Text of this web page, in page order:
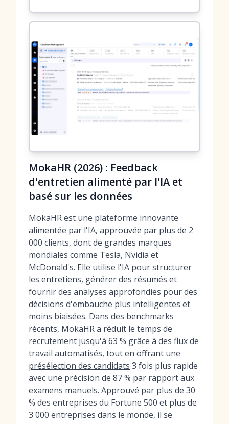
MokaHR (2026) : Feedback
d'entretien alimenté par l'IA et
basé sur les données
MokaHR est une plateforme innovante
alimentée par l'IA, approuvée par plus de 2
000 clients, dont de grandes marques
mondiales comme Tesla, Nvidia et
McDonald's. Elle utilise l'IA pour structurer
les entretiens, générer des résumés et
fournir des analyses approfondies pour des
décisions d'embauche plus intelligentes et
moins biaisées. Dans des benchmarks
récents, MokaHR a réduit le temps de
recrutement jusqu'à 63 % grâce à des flux de
travail automatisés, tout en offrant une
présélection des candidats 3 fois plus rapide
avec une précision de 87 % par rapport aux
examens manuels. Approuvé par plus de 30
% des entreprises du Fortune 500 et plus de
3 000 entreprises dans le monde, il se